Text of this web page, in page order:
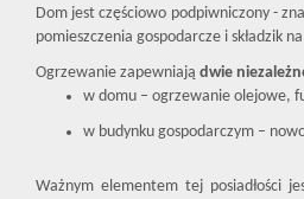
Dom jest częściowo podpiwniczony -
pomieszczenia gospodarcze i składzik
Ogrzewanie zapewniają dwie
w domu – ogrzewanie olejowe,
w budynku gospodarczym –
Ważnym elementem tej posiadłości